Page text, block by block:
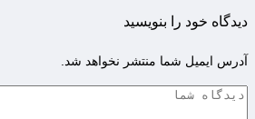
دیدگاه خود را بنویسید
آدرس ایمیل شما منتشر نخواهد شد.